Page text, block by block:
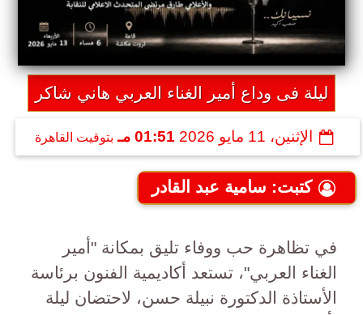
ليلة فى وداع أمير الغناء العربي هاني شاكر
الإثنين، 11 مايو 2026 01:51 مـ بتوقيت القاهرة
كتبت: سامية عبد القادر
في تظاهرة حب ووفاء تليق بمكانة "أمير
الغناء العربي"، تستعد أكاديمية الفنون برئاسة
الأستاذة الدكتورة نبيلة حسن، لاحتضان ليلة